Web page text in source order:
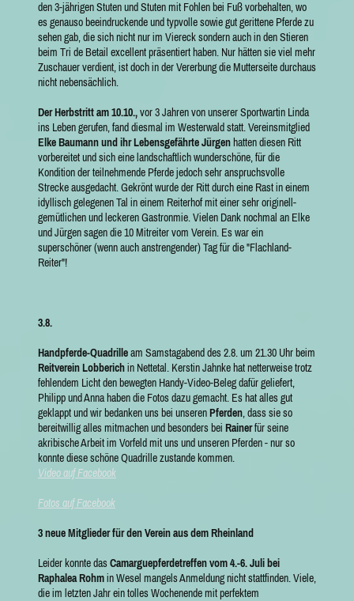
den 3-jährigen Stuten und Stuten mit Fohlen bei Fuß vorbehalten, wo
es genauso beeindruckende und typvolle sowie gut gerittene Pferde zu
sehen gab, die sich nicht nur im Viereck sondern auch in den Stieren
beim Tri de Betail excellent präsentiert haben. Nur hätten sie viel mehr
Zuschauer verdient, ist doch in der Vererbung die Mutterseite durchaus
nicht nebensächlich.
Der Herbstritt am 10.10.,vor 3 Jahren von unserer Sportwartin Linda
ins Leben gerufen, fand diesmal im Westerwald statt. Vereinsmitglied
Elke Baumann und ihr Lebensgefährte Jürgen hatten diesen Ritt
vorbereitet und sich eine landschaftlich wunderschöne, für die
Kondition der teilnehmende Pferde jedoch sehr anspruchsvolle
Strecke ausgedacht. Gekrönt wurde der Ritt durch eine Rast in einem
idyllisch gelegenen Tal in einem Reiterhof mit einer sehr originell-
gemütlichen und leckeren Gastronmie. Vielen Dank nochmal an Elke
und Jürgen sagen die 10 Mitreiter vom Verein. Es war ein
superschöner (wenn auch anstrengender) Tag für die "Flachland-
Reiter"!
3.8.
Handpferde-Quadrilleam Samstagabend des 2.8. um 21.30 Uhr beim
Reitverein Lobberichin Nettetal. Kerstin Jahnke hat netterweise trotz
fehlendem Licht den bewegten Handy-Video-Beleg dafür geliefert,
Philipp und Anna haben die Fotos dazu gemacht. Es hat alles gut
geklappt und wir bedanken uns bei unserenPferden , dass sie so
bereitwillig alles mitmachen und besonders bei Rainerfür seine
akribische Arbeit im Vorfeld mit uns und unseren Pferden - nur so
konnte diese schöne Quadrille zustande kommen.
Video auf Facebook
Fotos auf Facebook
3 neue Mitglieder für den Verein aus dem Rheinland
Leider konnte dasCamarguepferdetreffen vom 4.-6. Juli bei
Raphalea Rohmin Wesel mangels Anmeldung nicht stattfinden. Viele,
die im letzten Jahr ein tolles Wochenende mit perfektem